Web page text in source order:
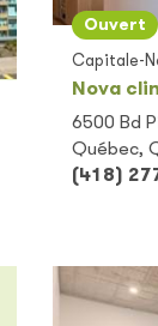
Nova
Ouvert
Capitale-
6500 Bd
Québec,
(418)